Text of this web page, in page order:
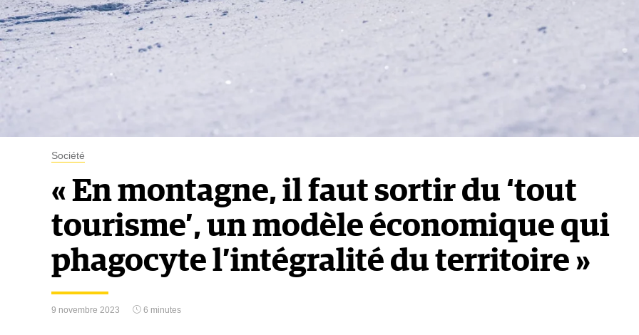
Société
« En montagne, il faut sortir du ‘tout
tourisme’, un modèle économique qui
phagocyte l’intégralité du territoire »
9 novembre 2023 6 minutes